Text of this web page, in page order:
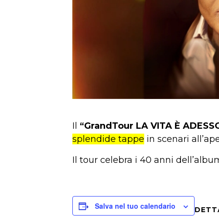
Il “GrandTour LA VITA È
splendide tappe in scenari
Il tour celebra i 40 anni
Salva nel tuo calendario